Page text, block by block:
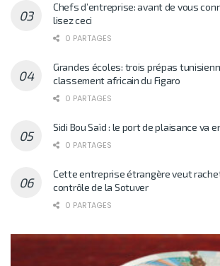
Chefs d’entreprise: avant de vous
lisez ceci
0 PARTAGES
Grandes écoles: trois prépas
classement africain du Figaro
0 PARTAGES
Sidi Bou Saïd : le port de plaisance va
0 PARTAGES
Cette entreprise étrangère veut
contrôle de la Sotuver
0 PARTAGES